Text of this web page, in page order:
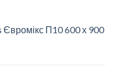
П10 600 х 900